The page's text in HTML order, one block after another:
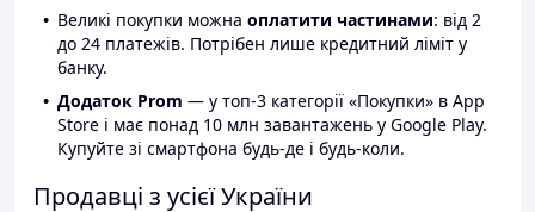
Великі покупки можна оплатити частинами: від 2
до 24 платежів. Потрібен лише кредитний ліміт у
банку.
Додаток Prom — у топ-3 категорії «Покупки» в App
Store і має понад 10 млн завантажень у Google Play.
Купуйте зі смартфона будь-де і будь-коли.
Продавці з усієї України